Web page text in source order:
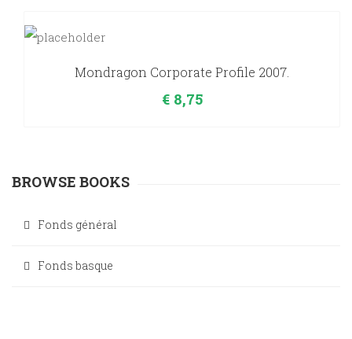
Mondragon Corporate Profile 2007.
€8,75
BROWSE BOOKS
Fonds général
Fonds basque